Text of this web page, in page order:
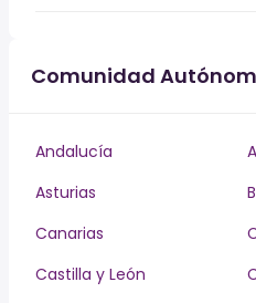
Comunidad
Andalucía
Asturias
Canarias
Castilla y León